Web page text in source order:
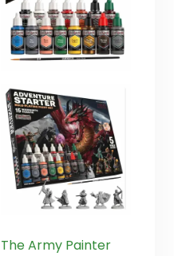
The Army Painter